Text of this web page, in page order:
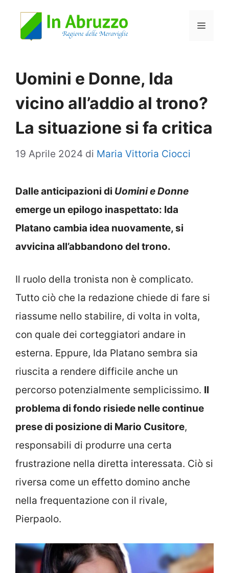
Menu
Uomini e Donne, Ida
vicino all’addio al trono?
La situazione si fa critica
19 Aprile 2024 di Maria Vittoria Ciocci
Dalle anticipazioni di Uomini e Donne
emerge un epilogo inaspettato: Ida
Platano cambia idea nuovamente, si
avvicina all’abbandono del trono.
Il ruolo della tronista non è complicato.
Tutto ciò che la redazione chiede di fare si
riassume nello stabilire, di volta in volta,
con quale dei corteggiatori andare in
esterna. Eppure, Ida Platano sembra sia
riuscita a rendere difficile anche un
percorso potenzialmente semplicissimo. Il
problema di fondo risiede nelle continue
prese di posizione di Mario Cusitore,
responsabili di produrre una certa
frustrazione nella diretta interessata. Ciò si
riversa come un effetto domino anche
nella frequentazione con il rivale,
Pierpaolo.